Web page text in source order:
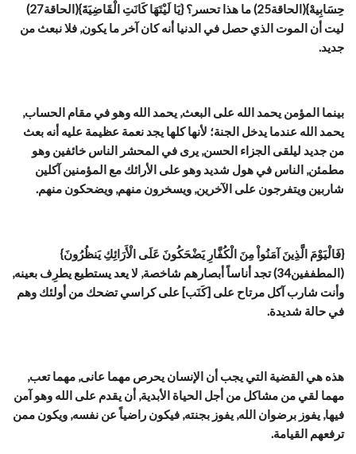
حِسَابِيهْ}(الحاقة25) ما هذا تحسر؟ {يَا لَيْتَهَا كَانَتِ الْقَاضِيَةَ}(الحاقة27)
ليت أن الموت الذي حصل في الدنيا أنه كان آخر ما يكون, فلا نبعث من
جديد.
بينما المؤمن يحمد الله على البعث, يحمد الله وهو في مقام الحساب,
يحمد الله عندما يدخل الجنة؛ لأنها كلها يجد نعمة عظيمة عليه أنه بعث
من جديد ليلقى الجزاء الحسن, يرى في المحشر الناس خائفين وهو
مطمئن, الناس في هول شديد وهو على الأرائك مع المؤمنين آكلين
شاربين ويتفرجون على الآخرين, ويسخرون منهم, ويضحكون منهم.
{فَالْيَوْمَ الَّذِينَ آمَنُواْ مِنَ الْكُفَّارِ يَضْحَكُونَ عَلَى الْأَرَائِكِ يَنظُرُونَ}
(المطففين34) تجد أناساً أبصارهم شاخصة, لا يعد يستطيع يطرِف بعينه,
وأنت شارب آكل مرتاح على [كَنَب] على كراسي تضحك من أولئك وهم
في حالة شديدة.
هذه هي القضية التي يجب أن الإنسان يحرص مهما عانى, مهما تعب,
مهما لقي من مشاكل من أجل الحياة الأبدية, أن يقدم على الله وهو آمن
فيها, يفوز برضوان الله, يفوز بجنته, فيكون راضياً عن نفسه, ويكون ممن
ترفعهم القيامة.